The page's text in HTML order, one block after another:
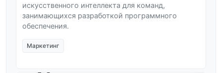
искусственного интеллекта для команд,
занимающихся разработкой программного
обеспечения.
Маркетинг